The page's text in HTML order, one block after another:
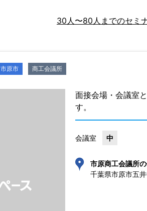
30人〜80人までのセミ
市原市 商工会議所
面接会場・会議室
す。
会議室 中
市原商工会議所
千葉県市原市五